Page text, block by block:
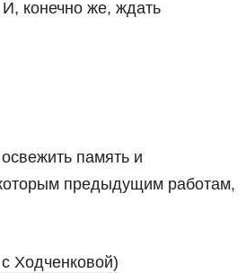
конечно же, ждать
память и
предыдущим работам,
с Ходченковой)